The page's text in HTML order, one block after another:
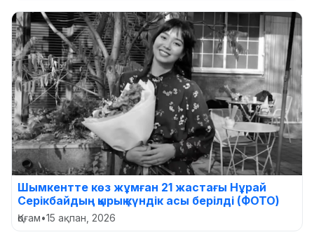
Шымкентте көз жұмған 21 жастағы Нұрай
Серікбайдың қырық күндік асы берілді (ФОТО)
Қоғам•15 ақпан, 2026